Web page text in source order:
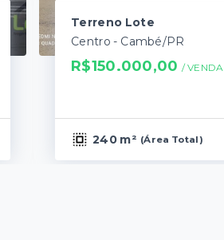
Terreno Lote
Centro - Cambé/PR
R$150.000,00 / VENDA
240 m² (Área Total)